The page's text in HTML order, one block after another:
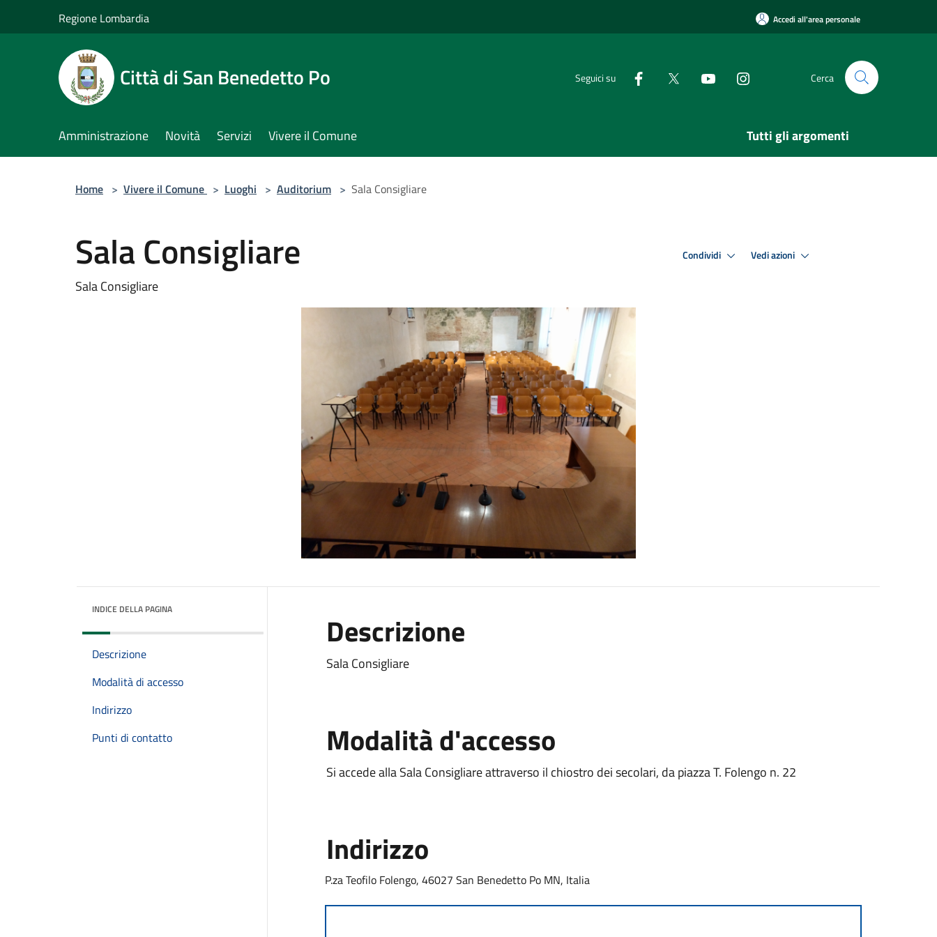
Regione Lombardia Accedi all'area personale
Città di San Benedetto Po Seguici su Cerca
Amministrazione Novità Servizi Vivere il Comune Tutti gli argomenti
Home > Vivere il Comune > Luoghi > Auditorium > Sala Consigliare
Sala Consigliare
Sala Consigliare
Condividi Vedi azioni
INDICE DELLA PAGINA
Descrizione
Modalità di accesso
Indirizzo
Punti di contatto
Descrizione
Sala Consigliare
Modalità d'accesso
Si accede alla Sala Consigliare attraverso il chiostro dei secolari, da piazza T. Folengo n. 22
Indirizzo
P.za Teofilo Folengo, 46027 San Benedetto Po MN, Italia